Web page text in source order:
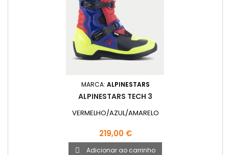
MARCA: ALPINESTARS
ALPINESTARS TECH 3
VERMELHO/AZUL/AMARELO
Preço
219,00 €
 Adicionar ao carrinho